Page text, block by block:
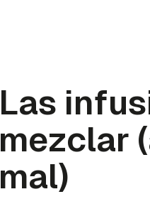
Las
mezclar
mal)